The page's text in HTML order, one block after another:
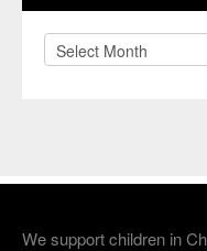
Archives
We support children in